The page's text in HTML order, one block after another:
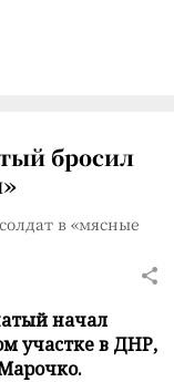
бросил
в «мясные
начал
участке в ДНР,